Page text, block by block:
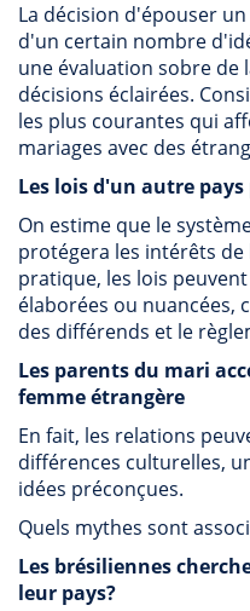
La décision d'épouser
d'un certain nombre
une évaluation sobre de
décisions éclairées.
les plus courantes qui
mariages avec des
Les lois d'un autre
On estime que le
protégera les intérêts
pratique, les lois
élaborées ou nuancées,
des différends et le
Les parents du mari
femme étrangère
En fait, les relations
différences culturelles,
idées préconçues.
Quels mythes sont
Les brésiliennes
leur pays?